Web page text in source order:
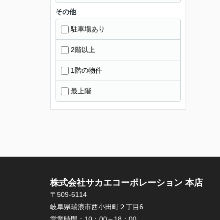
その他
駐車場あり
2階以上
1階の物件
最上階
株式会社サカエコーポレーション 本店
〒509-6114
岐阜県瑞浪市西小田町２丁目6